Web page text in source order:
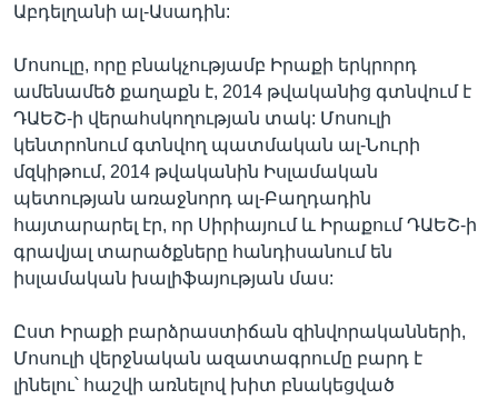
Աբդելղանի ալ-Ասադին:
Մոսուլը, որը բնակչությամբ Իրաքի երկրորդ
ամենամեծ քաղաքն է, 2014 թվականից գտնվում է
ԴԱԵՇ-ի վերահսկողության տակ: Մոսուլի
կենտրոնում գտնվող պատմական ալ-Նուրի
մզկիթում, 2014 թվականին Իսլամական
պետության առաջնորդ ալ-Բաղդադին
հայտարարել էր, որ Սիրիայում և Իրաքում ԴԱԵՇ-ի
գրավյալ տարածքները հանդիսանում են
իսլամական խալիֆայության մաս:
Ըստ Իրաքի բարձրաստիճան զինվորականների,
Մոսուլի վերջնական ազատագրումը բարդ է
լինելու՝ հաշվի առնելով խիտ բնակեցված